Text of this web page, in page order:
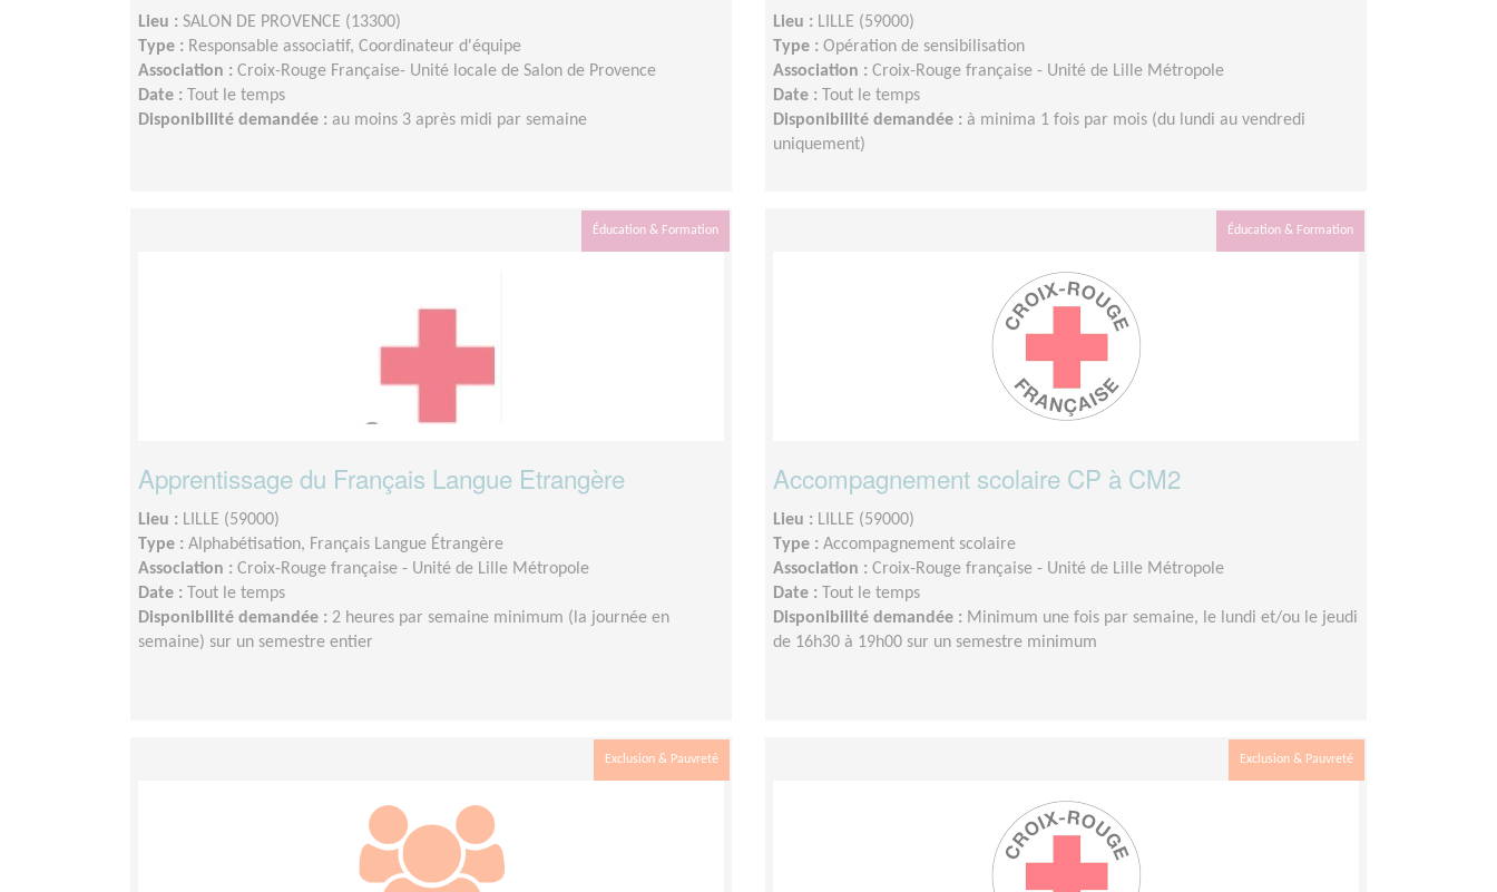
Lieu : SALON DE PROVENCE (13300)
Type : Responsable associatif, Coordinateur d'équipe
Association : Croix-Rouge Française- Unité locale de Salon de Provence
Date :
Tout le temps
Disponibilité demandée : au moins 3 après midi par semaine
Lieu : LILLE (59000)
Type : Opération de sensibilisation
Association : Croix-Rouge française - Unité de Lille Métropole
Date :
Tout le temps
Disponibilité demandée : à minima 1 fois par mois (du lundi au vendredi
uniquement)
Éducation & Formation
Apprentissage du Français Langue Etrangère
Lieu : LILLE (59000)
Type : Alphabétisation, Français Langue Étrangère
Association : Croix-Rouge française - Unité de Lille Métropole
Date :
Tout le temps
Disponibilité demandée : 2 heures par semaine minimum (la journée en
semaine) sur un semestre entier
Éducation & Formation
Accompagnement scolaire CP à CM2
Lieu : LILLE (59000)
Type : Accompagnement scolaire
Association : Croix-Rouge française - Unité de Lille Métropole
Date :
Tout le temps
Disponibilité demandée : Minimum une fois par semaine, le lundi et/ou le jeudi
de 16h30 à 19h00 sur un semestre minimum
Exclusion & Pauvreté Exclusion & Pauvreté